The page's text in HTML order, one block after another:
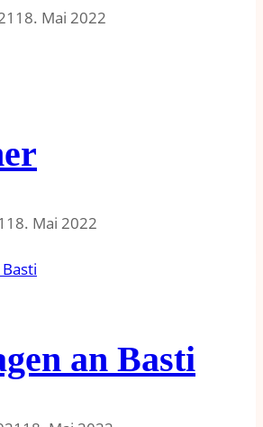
18. Mai 2022
18. Mai 2022
an Basti